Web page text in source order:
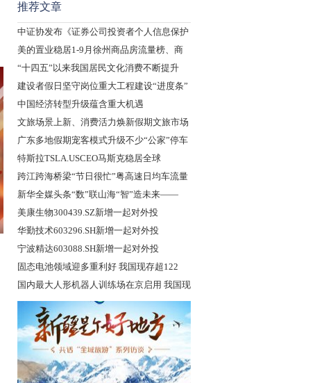
推荐文章
中证协发布《证券公司投资者个人信息保护
技
美的置业稳居1-9月徐州商品房流量榜、商
“十四五”以来我国居民文化消费不断提升
建设者假日坚守岗位重大工程建设“进度条”
中国经济转型升级蕴含重大机遇
文旅场景上新、消费活力焕新假期文旅市场
持
广东多地假期宠客模式升级不少“公家”停车
特斯拉TSLA.USCEO马斯克稳居全球
跨江跨海桥梁“节日很忙”粤高速日均车流量
新华全媒头条“数”联山海“智”造未来——
美康生物300439.SZ新增一起对外投
华勤技术603296.SH新增一起对外投
宁波精达603088.SH新增一起对外投
固态电池领域迎多重利好 我国现存超122
国内最大人形机器人训练场在京启用 我国现